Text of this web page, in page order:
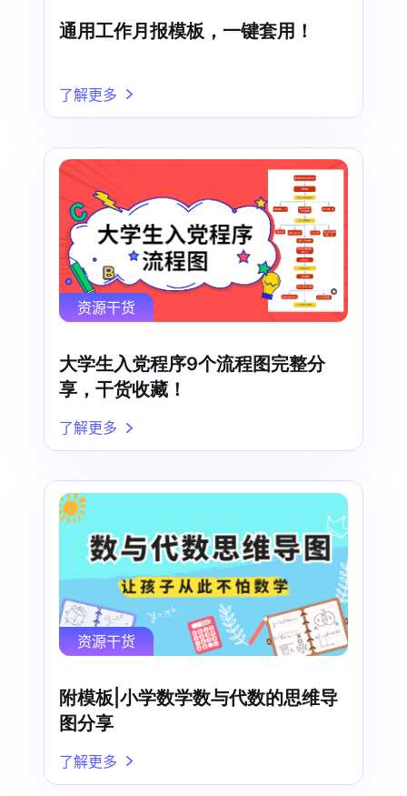
通用工作月报模板，一键套用！
了解更多
资源干货
大学生入党程序9个流程图完整分
享，干货收藏！
了解更多
资源干货
附模板|小学数学数与代数的思维导
图分享
了解更多